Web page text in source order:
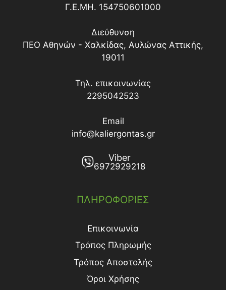
Γ.Ε.ΜΗ. 154750601000
Διεύθυνση
ΠΕΟ Αθηνών - Χαλκίδας, Αυλώνας Αττικής,
19011
Τηλ. επικοινωνίας
2295042523
Email
info@kaliergontas.gr
Viber
6972929218
ΠΛΗΡΟΦΟΡΙΕΣ
Επικοινωνία
Τρόπος Πληρωμής
Τρόπος Aποστολής
Όροι Χρήσης